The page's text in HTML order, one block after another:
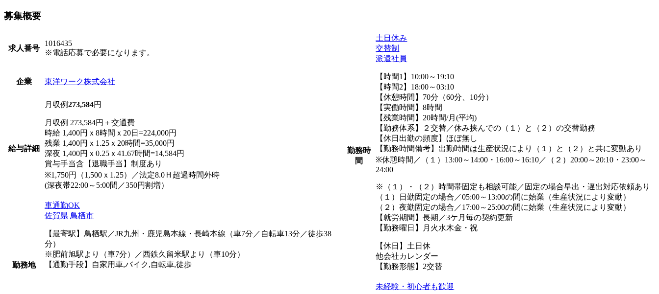
募集概要
求人番号
1016435
※電話応募で必要になります。
企業 東洋ワーク株式会社
給与詳細
月収例273,584円
月収例 273,584円＋交通費
時給 1,400円ｘ8時間ｘ20日=224,000円
残業 1,400円ｘ1.25ｘ20時間=35,000円
深夜 1,400円ｘ0.25ｘ41.67時間=14,584円
賞与手当含【退職手当】制度あり
※1,750円（1,500ｘ1.25）／法定8.0Ｈ超過時間外時
(深夜帯22:00～5:00間／350円割増）
勤務地
車通勤OK
佐賀県 鳥栖市
【最寄駅】鳥栖駅／JR九州・鹿児島本線・長崎本線（車7分／自転車13分／徒歩38
分）
※肥前旭駅より（車7分）／西鉄久留米駅より（車10分）
【通勤手段】自家用車,バイク,自転車,徒歩
勤務時
間
土日休み
交替制
派遣社員
【時間1】10:00～19:10
【時間2】18:00～03:10
【休憩時間】70分（60分、10分）
【実働時間】8時間
【残業時間】20時間/月(平均)
【勤務体系】２交替／休み挟んでの（１）と（２）の交替勤務
【休日出勤の頻度】ほぼ無し
【勤務時間備考】出勤時間は生産状況により（１）と（２）と共に変動あり
※休憩時間／（１）13:00～14:00・16:00～16:10／（２）20:00～20:10・23:00～
24:00
※（１）・（２）時間帯固定も相談可能／固定の場合早出・遅出対応依頼あり
（１）日勤固定の場合／05:00～13:00の間に始業（生産状況により変動）
（２）夜勤固定の場合／17:00～25:00の間に始業（生産状況により変動）
【就労期間】長期／3ケ月毎の契約更新
【勤務曜日】月火水木金・祝
【休日】土日休
他会社カレンダー
【勤務形態】2交替
未経験・初心者も歓迎